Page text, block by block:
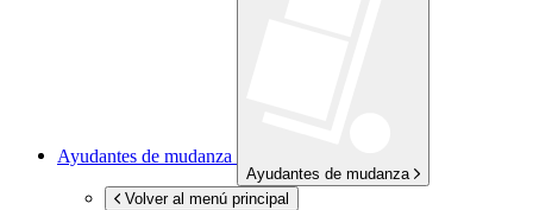
Ayudantes de mudanza
Ayudantes de mudanza
Volver al menú principal